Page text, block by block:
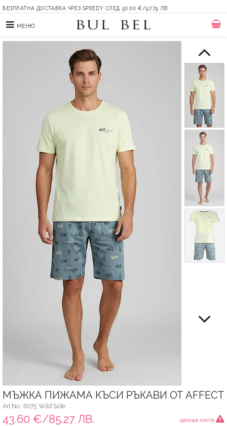
БЕЗПЛАТНА ДОСТАВКА ЧРЕЗ SPEEDY СЛЕД 50.00 €/97.79 ЛВ.
МЕНЮ
МЪЖКА ПИЖАМА КЪСИ РЪКАВИ ОТ AFFECT
Art.No.: 6075 Wild Side
43.60 €/85.27 ЛВ. ценова листа